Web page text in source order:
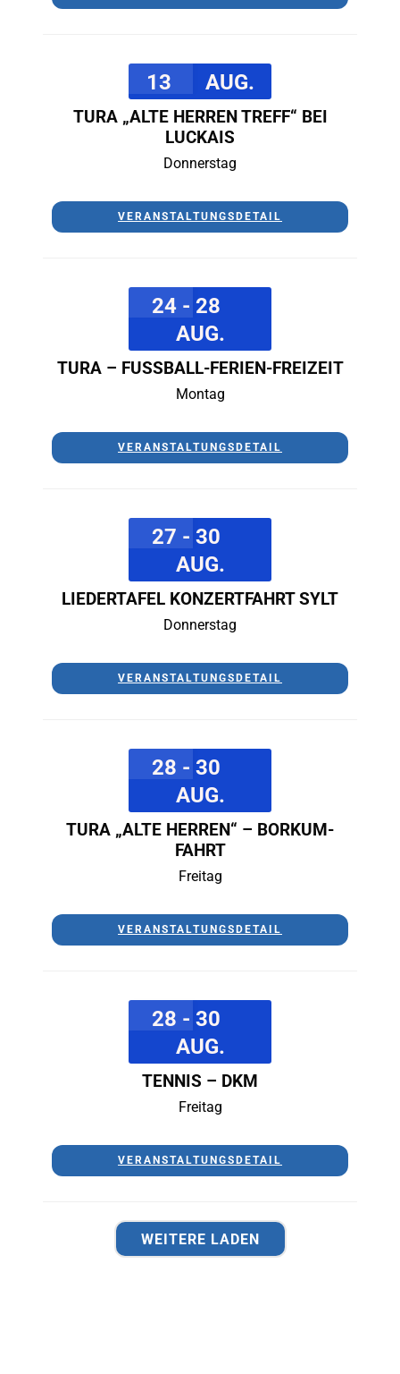
13 AUG.
TURA „ALTE HERREN TREFF“ BEI
LUCKAIS
Donnerstag
VERANSTALTUNGSDETAIL
24 - 28
AUG.
TURA – FUSSBALL-FERIEN-FREIZEIT
Montag
VERANSTALTUNGSDETAIL
27 - 30
AUG.
LIEDERTAFEL KONZERTFAHRT SYLT
Donnerstag
VERANSTALTUNGSDETAIL
28 - 30
AUG.
TURA „ALTE HERREN“ – BORKUM-
FAHRT
Freitag
VERANSTALTUNGSDETAIL
28 - 30
AUG.
TENNIS – DKM
Freitag
VERANSTALTUNGSDETAIL
WEITERE LADEN